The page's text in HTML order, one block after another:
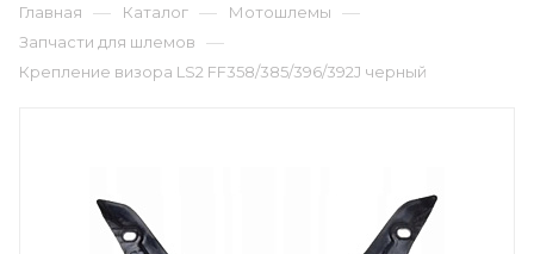
Главная — Каталог — Мотошлемы —
Запчасти для шлемов —
Крепление визора LS2 FF358/385/396/392J черный